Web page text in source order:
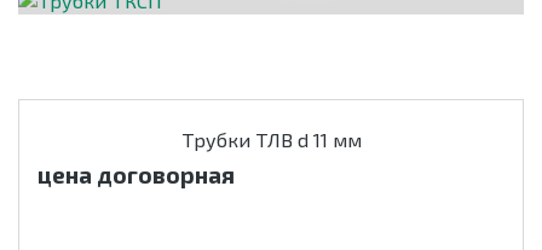
Трубки ТЛВ d 11 мм
цена договорная